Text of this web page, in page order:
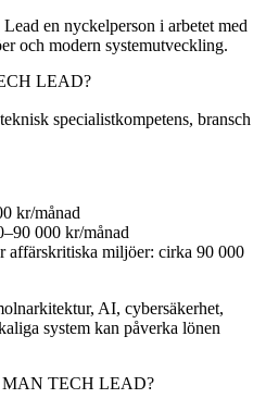
en nyckelperson i arbetet med
och modern systemutveckling.
LEAD?
specialistkompetens, bransch
kr/månad
000 kr/månad
affärskritiska miljöer: cirka 90 000
AI, cybersäkerhet,
system kan påverka lönen
TECH LEAD?